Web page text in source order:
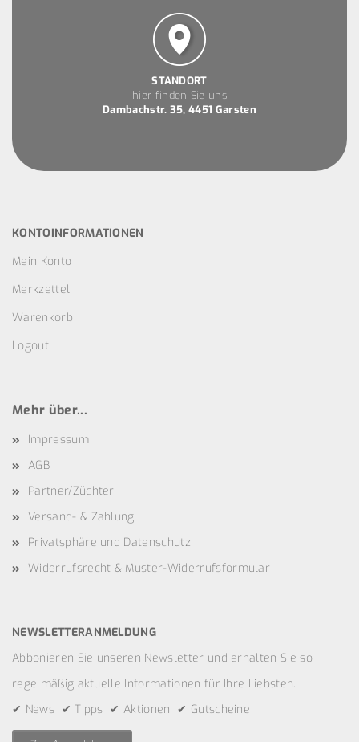
STANDORT
hier finden Sie uns
Dambachstr. 35, 4451 Garsten
KONTOINFORMATIONEN
Mein Konto
Merkzettel
Warenkorb
Logout
Mehr über...
Impressum
AGB
Partner/Züchter
Versand- & Zahlung
Privatsphäre und Datenschutz
Widerrufsrecht & Muster-Widerrufsformular
NEWSLETTERANMELDUNG
Abbonieren Sie unseren Newsletter und erhalten Sie so
regelmäßig aktuelle Informationen für Ihre Liebsten.
✔ News ✔ Tipps ✔ Aktionen ✔ Gutscheine